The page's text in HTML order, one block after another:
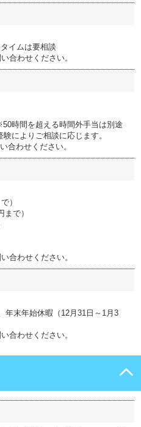
イムは要相談
合わせください。
時間を超える時間外手当は別途
によりご相談に応じます。
合わせください。
）
で）
合わせください。
年末年始休暇（12月31日～1月3
合わせください。